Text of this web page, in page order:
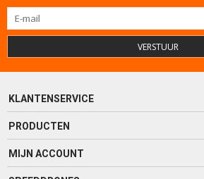
VERSTUUR
KLANTENSERVICE
PRODUCTEN
MIJN ACCOUNT